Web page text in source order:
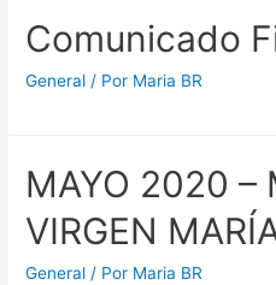
Joaquín
Comunicado
General / Por Maria BR
MAYO 2020 –
VIRGEN
General / Por Maria BR